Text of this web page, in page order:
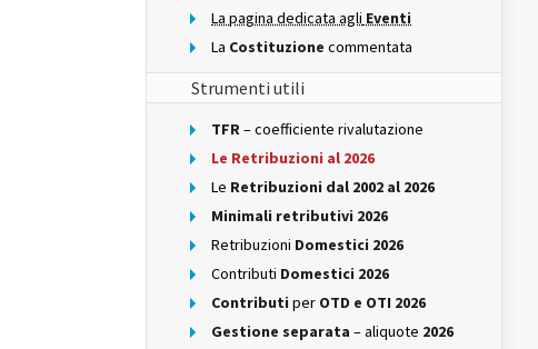
La pagina dedicata agli Eventi
La Costituzione commentata
Strumenti utili
TFR– coefficiente rivalutazione
Le Retribuzioni al 2026
Le Retribuzioni dal 2002 al 2026
Minimali retributivi 2026
Retribuzioni Domestici 2026
Contributi Domestici 2026
Contributi per OTD e OTI 2026
Gestione separata – aliquote 2026